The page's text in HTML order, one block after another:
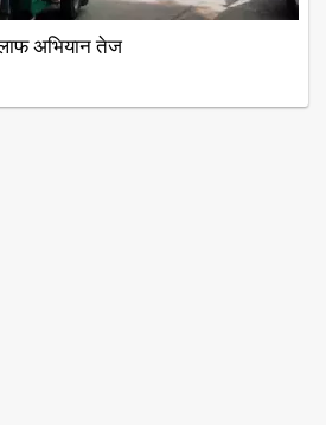
अभियान तेज